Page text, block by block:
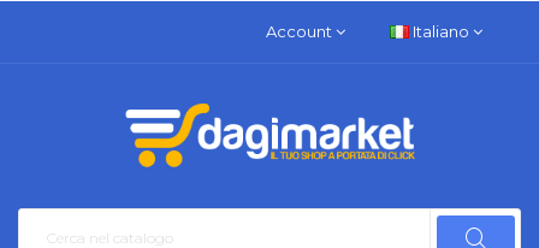
Account Italiano